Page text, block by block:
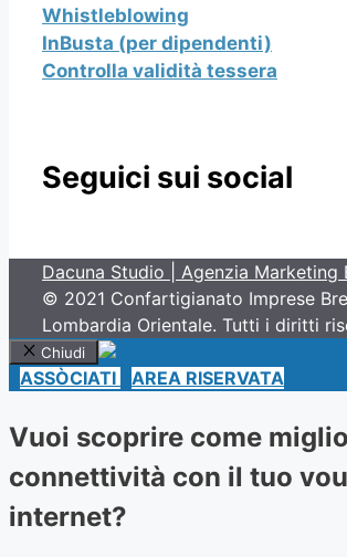
Whistleblowing
InBusta (per dipendenti)
Controlla validità tessera
Seguici sui social
Dacuna Studio | Agenzia Marketing
© 2021 Confartigianato Imprese
Lombardia Orientale. Tutti i diritti
Chiudi
ASSÒCIATI AREA RISERVATA
Vuoi scoprire come
connettività con il tuo
internet?